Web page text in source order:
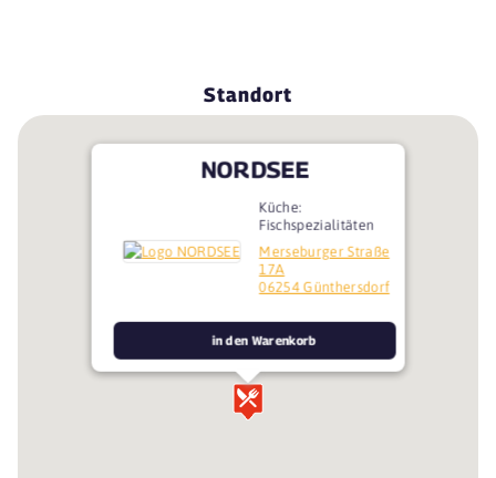
Standort
NORDSEE
Küche:
Fischspezialitäten
Merseburger Straße
17A
06254 Günthersdorf
in den Warenkorb